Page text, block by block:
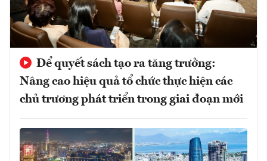
Để quyết sách tạo ra tăng trưởng:
Nâng cao hiệu quả tổ chức thực hiện các
chủ trương phát triển trong giai đoạn mới